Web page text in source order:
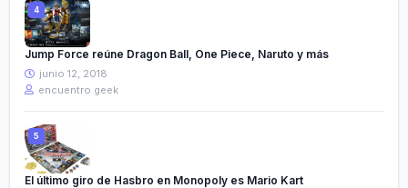
Jump Force reúne Dragon Ball, One Piece, Naruto y más
junio 12, 2018
encuentro geek
El último giro de Hasbro en Monopoly es Mario Kart